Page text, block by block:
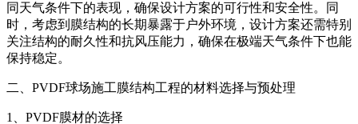
同天气条件下的表现，确保设计方案的可行性和安全性。同
时，考虑到膜结构的长期暴露于户外环境，设计方案还需特别
关注结构的耐久性和抗风压能力，确保在极端天气条件下也能
保持稳定。
二、PVDF球场施工膜结构工程的材料选择与预处理
1、PVDF膜材的选择